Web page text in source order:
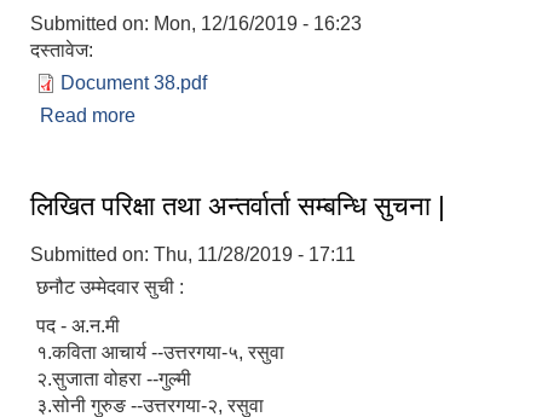
Submitted on: Mon, 12/16/2019 - 16:23
दस्तावेज:
Document 38.pdf
Read more
लिखित परिक्षा तथा अन्तर्वार्ता सम्बन्धि सुचना |
Submitted on: Thu, 11/28/2019 - 17:11
छनौट उम्मेदवार सुची :
पद - अ.न.मी
१.कविता आचार्य --उत्तरगया-५, रसुवा
२.सुजाता वोहरा --गुल्मी
३.सोनी गुरुङ --उत्तरगया-२, रसुवा